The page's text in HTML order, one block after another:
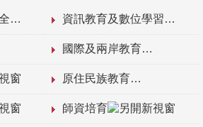
資訊教育及數位學習
國際及兩岸教育
原住民族教育
師資培育